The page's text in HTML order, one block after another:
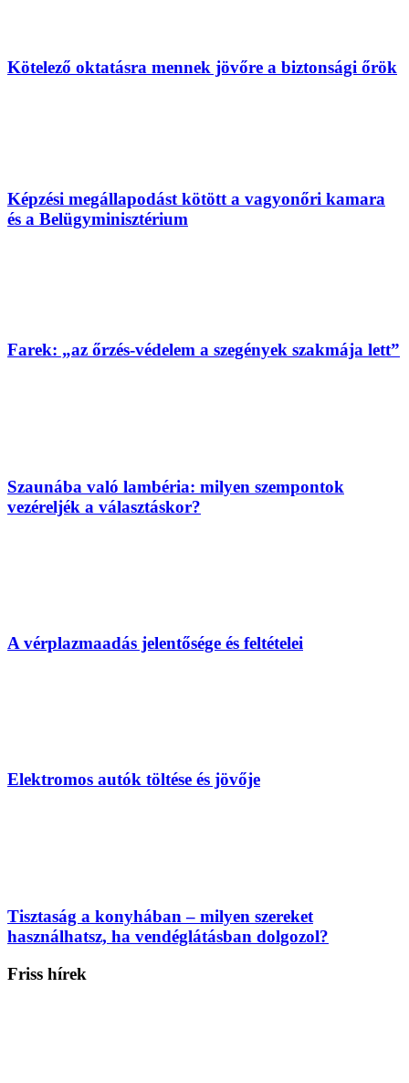
Kötelező oktatásra mennek jövőre a biztonsági őrök
Képzési megállapodást kötött a vagyonőri kamara
és a Belügyminisztérium
Farek: „az őrzés-védelem a szegények szakmája lett”
Szaunába való lambéria: milyen szempontok
vezéreljék a választáskor?
A vérplazmaadás jelentősége és feltételei
Elektromos autók töltése és jövője
Tisztaság a konyhában – milyen szereket
használhatsz, ha vendéglátásban dolgozol?
Friss hírek